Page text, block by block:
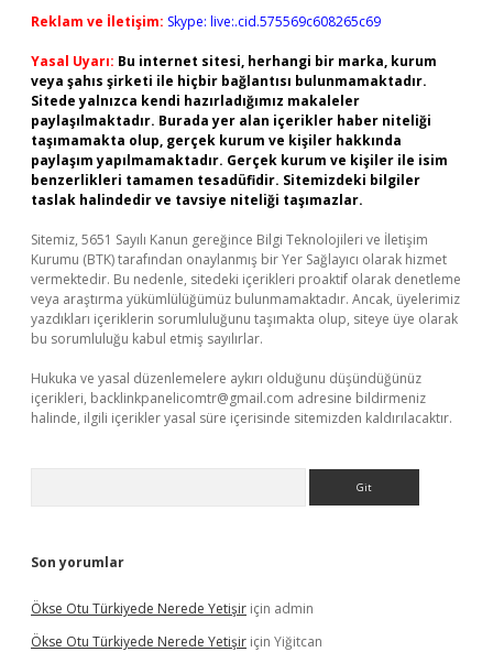
Reklam ve İletişim: Skype: live:.cid.575569c608265c69
Yasal Uyarı: Bu internet sitesi, herhangi bir marka, kurum
veya şahıs şirketi ile hiçbir bağlantısı bulunmamaktadır.
Sitede yalnızca kendi hazırladığımız makaleler
paylaşılmaktadır. Burada yer alan içerikler haber niteliği
taşımamakta olup, gerçek kurum ve kişiler hakkında
paylaşım yapılmamaktadır. Gerçek kurum ve kişiler ile isim
benzerlikleri tamamen tesadüfidir. Sitemizdeki bilgiler
taslak halindedir ve tavsiye niteliği taşımazlar.
Sitemiz, 5651 Sayılı Kanun gereğince Bilgi Teknolojileri ve İletişim
Kurumu (BTK) tarafından onaylanmış bir Yer Sağlayıcı olarak hizmet
vermektedir. Bu nedenle, sitedeki içerikleri proaktif olarak denetleme
veya araştırma yükümlülüğümüz bulunmamaktadır. Ancak, üyelerimiz
yazdıkları içeriklerin sorumluluğunu taşımakta olup, siteye üye olarak
bu sorumluluğu kabul etmiş sayılırlar.
Hukuka ve yasal düzenlemelere aykırı olduğunu düşündüğünüz
içerikleri, backlinkpanelicomtr@gmail.com adresine bildirmeniz
halinde, ilgili içerikler yasal süre içerisinde sitemizden kaldırılacaktır.
Son yorumlar
Ökse Otu Türkiyede Nerede Yetişir için admin
Ökse Otu Türkiyede Nerede Yetişir için Yiğitcan